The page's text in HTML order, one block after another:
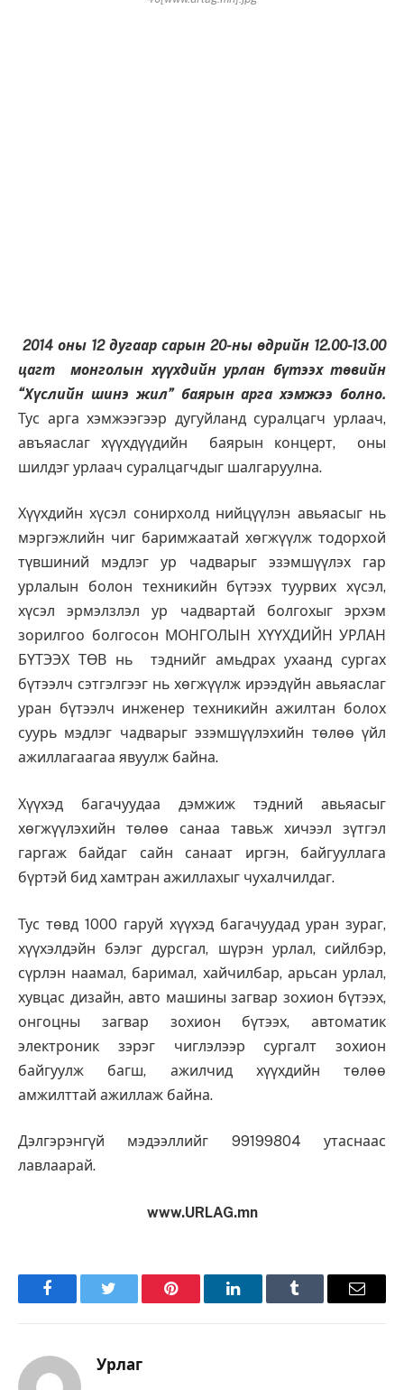
2014 оны 12 дугаар сарын 20-ны өдрийн 12.00-13.00
цагт монголын хүүхдийн урлан бүтээх төвийн
“Хүслийн шинэ жил” баярын арга хэмжээ болно.
Тус арга хэмжээгээр дугуйланд суралцагч урлаач,
авъяаслаг хүүхдүүдийн баярын концерт, оны
шилдэг урлаач суралцагчдыг шалгаруулна.
Хүүхдийн хүсэл сонирхолд нийцүүлэн авьяасыг нь
мэргэжлийн чиг баримжаатай хөгжүүлж тодорхой
түвшиний мэдлэг ур чадварыг эзэмшүүлэх гар
урлалын болон техникийн бүтээх туурвих хүсэл,
хүсэл эрмэлзлэл ур чадвартай болгохыг эрхэм
зорилгоо болгосон МОНГОЛЫН ХҮҮХДИЙН УРЛАН
БҮТЭЭХ ТӨВ нь тэднийг амьдрах ухаанд сургах
бүтээлч сэтгэлгээг нь хөгжүүлж ирээдүйн авьяаслаг
уран бүтээлч инженер техникийн ажилтан болох
суурь мэдлэг чадварыг эзэмшүүлэхийн төлөө үйл
ажиллагаагаа явуулж байна.
Хүүхэд багачуудаа дэмжиж тэдний авьяасыг
хөгжүүлэхийн төлөө санаа тавьж хичээл зүтгэл
гаргаж байдаг сайн санаат иргэн, байгууллага
бүртэй бид хамтран ажиллахыг чухалчилдаг.
Тус төвд 1000 гаруй хүүхэд багачуудад уран зураг,
хүүхэлдэйн бэлэг дурсгал, шүрэн урлал, сийлбэр,
сүрлэн наамал, баримал, хайчилбар, арьсан урлал,
хувцас дизайн, авто машины загвар зохион бүтээх,
онгоцны загвар зохион бүтээх, автоматик
электроник зэрэг чиглэлээр сургалт зохион
байгуулж багш, ажилчид хүүхдийн төлөө
амжилттай ажиллаж байна.
Дэлгэрэнгүй мэдээллийг 99199804 утаснаас
лавлаарай.
www.URLAG.mn
FacebookTwitter Pinterest LinkedInTumblr Имэйл
Урлаг